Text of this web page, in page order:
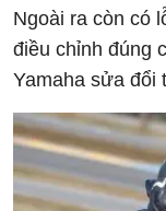
Ngoài ra còn có
điều chỉnh đúng
Yamaha sửa đổi